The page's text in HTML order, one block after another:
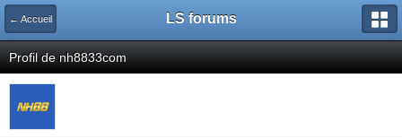
← Accueil LS forums
Profil de nh8833com